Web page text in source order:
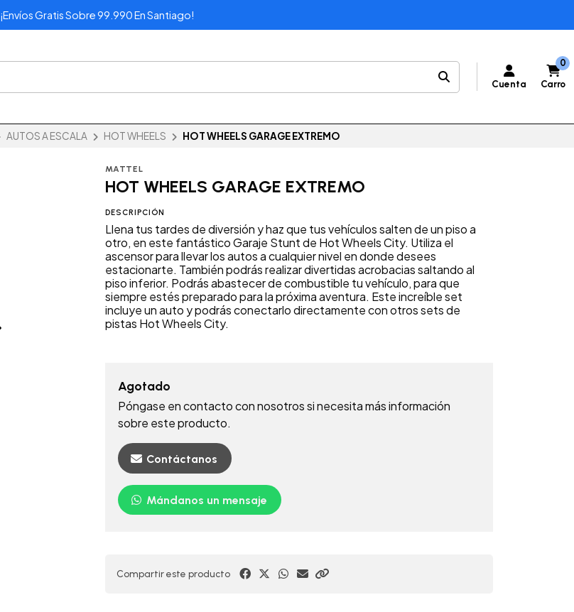
¡Envíos Gratis Sobre 99.990 En Santiago!
Cuenta
0
Carro
AUTOS A ESCALA HOT WHEELS HOT WHEELS GARAGE EXTREMO
MATTEL
HOT WHEELS GARAGE EXTREMO
DESCRIPCIÓN
Llena tus tardes de diversión y haz que tus vehículos salten de un piso a
otro, en este fantástico Garaje Stunt de Hot Wheels City. Utiliza el
ascensor para llevar los autos a cualquier nivel en donde desees
estacionarte. También podrás realizar divertidas acrobacias saltando al
piso inferior. Podrás abastecer de combustible tu vehículo, para que
siempre estés preparado para la próxima aventura. Este increíble set
incluye un auto y podrás conectarlo directamente con otros sets de
pistas Hot Wheels City.
Agotado
Póngase en contacto con nosotros si necesita más información
sobre este producto.
Contáctanos
Mándanos un mensaje
Compartir este producto